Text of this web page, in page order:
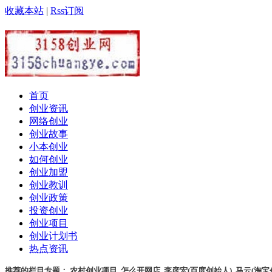
收藏本站 | Rss订阅
首页
创业资讯
网络创业
创业故事
小本创业
如何创业
创业加盟
创业教训
创业政策
投资创业
创业项目
创业计划书
热点资讯